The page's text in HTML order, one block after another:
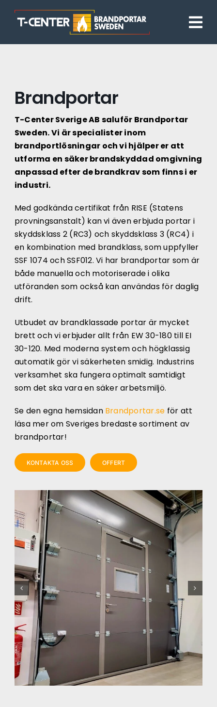
Brandportar
T-Center Sverige AB saluför Brandportar
Sweden. Vi är specialister inom
brandportlösningar och vi hjälper er att
utforma en säker brandskyddad omgivning
anpassad efter de brandkrav som finns i er
industri.
Med godkända certifikat från RISE (Statens
provningsanstalt) kan vi även erbjuda portar i
skyddsklass 2 (RC3) och skyddsklass 3 (RC4) i
en kombination med brandklass, som uppfyller
SSF 1074 och SSF012. Vi har brandportar som är
både manuella och motoriserade i olika
utföranden som också kan användas för daglig
drift.
Utbudet av brandklassade portar är mycket
brett och vi erbjuder allt från EW 30-180 till EI
30-120. Med moderna system och högklassig
automatik gör vi säkerheten smidig. Industrins
verksamhet ska fungera optimalt samtidigt
som det ska vara en säker arbetsmiljö.
Se den egna hemsidan Brandportar.se för att
läsa mer om Sveriges bredaste sortiment av
brandportar!
KONTAKTA OSS OFFERT